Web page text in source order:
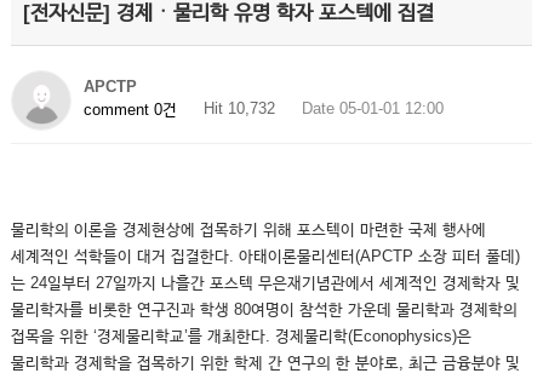
[전자신문] 경제ㆍ물리학 유명 학자 포스텍에 집결
APCTP
comment 0건
Hit 10,732 Date 05-01-01 12:00
물리학의 이론을 경제현상에 접목하기 위해 포스텍이 마련한 국제 행사에
세계적인 석학들이 대거 집결한다. 아태이론물리센터(APCTP 소장 피터 풀데)
는 24일부터 27일까지 나흘간 포스텍 무은재기념관에서 세계적인 경제학자 및
물리학자를 비롯한 연구진과 학생 80여명이 참석한 가운데 물리학과 경제학의
접목을 위한 ‘경제물리학교’를 개최한다. 경제물리학(Econophysics)은
물리학과 경제학을 접목하기 위한 학제 간 연구의 한 분야로, 최근 금융분야 및